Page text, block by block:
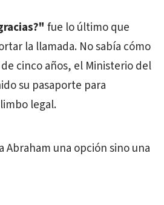
fue lo último que
la llamada. No sabía cómo
cinco años, el Ministerio del
su pasaporte para
legal.
Abraham una opción sino una